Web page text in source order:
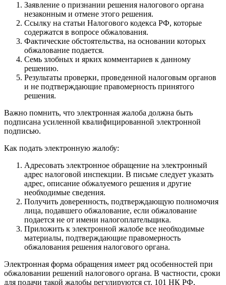
Заявление о признании решения налогового органа
незаконным и отмене этого решения.
Ссылку на статьи Налогового кодекса РФ, которые
содержатся в вопросе обжалования.
Фактические обстоятельства, на основании которых
обжалование подается.
Семь злобных и ярких комментариев к данному
решению.
Результаты проверки, проведенной налоговым органов
и не подтверждающие правомерность принятого
решения.
Важно помнить, что электронная жалоба должна быть
подписана усиленной квалифицированной электронной
подписью.
Как подать электронную жалобу:
Адресовать электронное обращение на электронный
адрес налоговой инспекции. В письме следует указать
адрес, описание обжалуемого решения и другие
необходимые сведения.
Получить доверенность, подтверждающую полномочия
лица, подавшего обжалование, если обжалование
подается не от имени налогоплательщика.
Приложить к электронной жалобе все необходимые
материалы, подтверждающие правомерность
обжалования решения налогового органа.
Электронная форма обращения имеет ряд особенностей при
обжаловании решений налогового органа. В частности, сроки
для подачи такой жалобы регулируются ст. 101 НК РФ,